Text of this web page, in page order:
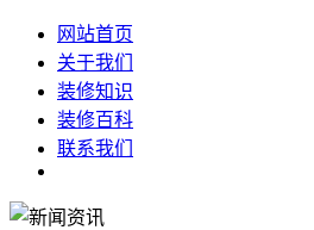
网站首页
关于我们
装修知识
装修百科
联系我们